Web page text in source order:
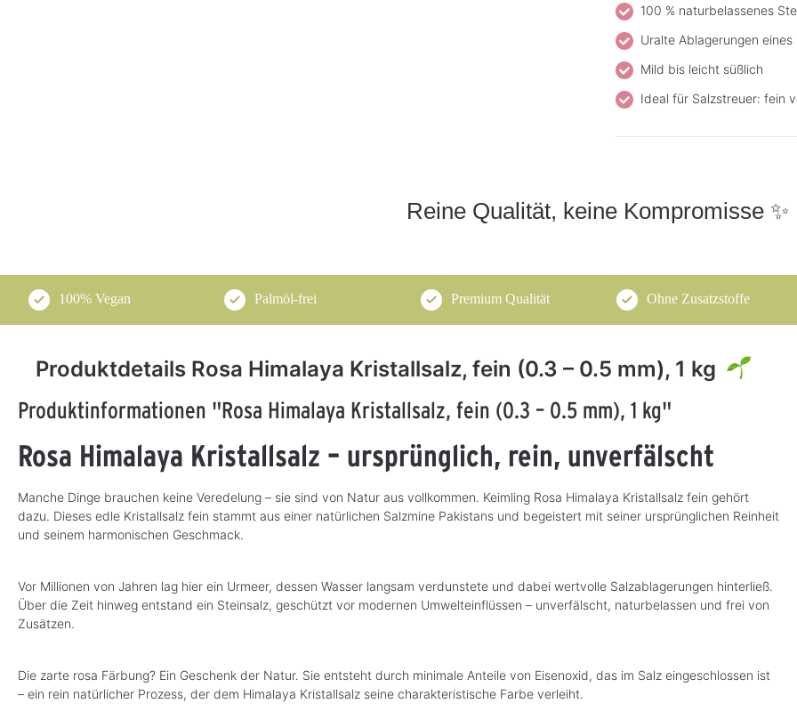
100 % naturbelassenes
Uralte Ablagerungen
Mild bis leicht süßlich
Ideal für Salzstreuer: fein
Reine Qualität, keine Kompromisse ✨
100% Vegan Palmöl-frei Premium Qualität Ohne Zusatzstoffe
Produktdetails Rosa Himalaya Kristallsalz, fein (0.3 – 0.5 mm), 1 kg
Produktinformationen "Rosa Himalaya Kristallsalz, fein (0.3 – 0.5 mm), 1 kg"
Rosa Himalaya Kristallsalz – ursprünglich, rein, unverfälscht
Manche Dinge brauchen keine Veredelung – sie sind von Natur aus vollkommen. Keimling Rosa Himalaya Kristallsalz fein gehört
dazu. Dieses edle Kristallsalz fein stammt aus einer natürlichen Salzmine Pakistans und begeistert mit seiner ursprünglichen Reinheit
und seinem harmonischen Geschmack.
Vor Millionen von Jahren lag hier ein Urmeer, dessen Wasser langsam verdunstete und dabei wertvolle Salzablagerungen hinterließ.
Über die Zeit hinweg entstand ein Steinsalz, geschützt vor modernen Umwelteinflüssen – unverfälscht, naturbelassen und frei von
Zusätzen.
Die zarte rosa Färbung? Ein Geschenk der Natur. Sie entsteht durch minimale Anteile von Eisenoxid, das im Salz eingeschlossen ist
– ein rein natürlicher Prozess, der dem Himalaya Kristallsalz seine charakteristische Farbe verleiht.